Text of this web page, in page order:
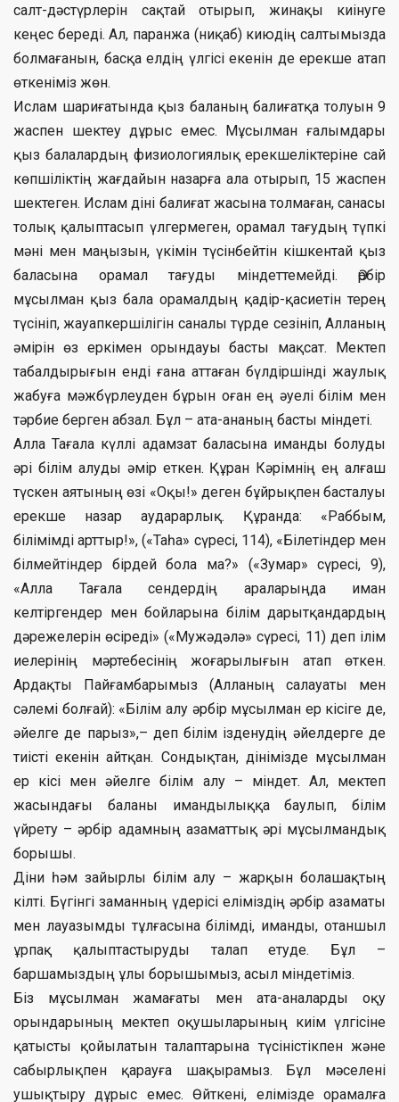
салт-дәстүрлерін сақтай отырып, жинақы киінуге
кеңес береді. Ал, паранжа (ниқаб) киюдің салтымызда
болмағанын, басқа елдің үлгісі екенін де ерекше атап
өткеніміз жөн.
Ислам шариғатында қыз баланың балиғатқа толуын 9
жаспен шектеу дұрыс емес. Мұсылман ғалымдары
қыз балалардың физиологиялық ерекшеліктеріне сай
көпшіліктің жағдайын назарға ала отырып, 15 жаспен
шектеген. Ислам діні балиғат жасына толмаған, санасы
толық қалыптасып үлгермеген, орамал тағудың түпкі
мәні мен маңызын, үкімін түсінбейтін кішкентай қыз
баласына орамал тағуды міндеттемейді. Әрбір
мұсылман қыз бала орамалдың қадір-қасиетін терең
түсініп, жауапкершілігін саналы түрде сезініп, Алланың
әмірін өз еркімен орындауы басты мақсат. Мектеп
табалдырығын енді ғана аттаған бүлдіршінді жаулық
жабуға мәжбүрлеуден бұрын оған ең әуелі білім мен
тәрбие берген абзал. Бұл – ата-ананың басты міндеті.
Алла Тағала күллі адамзат баласына иманды болуды
әрі білім алуды әмір еткен. Құран Кәрімнің ең алғаш
түскен аятының өзі «Оқы!» деген бұйрықпен басталуы
ерекше назар аударарлық. Құранда: «Раббым,
білімімді арттыр!», («Таһа» сүресі, 114), «Білетіндер мен
білмейтіндер бірдей бола ма?» («Зумар» сүресі, 9),
«Алла Тағала сендердің араларыңда иман
келтіргендер мен бойларына білім дарытқандардың
дәрежелерін өсіреді» («Мужәдәлә» сүресі, 11) деп ілім
иелерінің мәртебесінің жоғарылығын атап өткен.
Ардақты Пайғамбарымыз (Алланың салауаты мен
сәлемі болғай): «Білім алу әрбір мұсылман ер кісіге де,
әйелге де парыз»,– деп білім ізденудің әйелдерге де
тиісті екенін айтқан. Сондықтан, дінімізде мұсылман
ер кісі мен әйелге білім алу – міндет. Ал, мектеп
жасындағы баланы имандылыққа баулып, білім
үйрету – әрбір адамның азаматтық әрі мұсылмандық
борышы.
Діни һәм зайырлы білім алу – жарқын болашақтың
кілті. Бүгінгі заманның үдерісі еліміздің әрбір азаматы
мен лауазымды тұлғасына білімді, иманды, отаншыл
ұрпақ қалыптастыруды талап етуде. Бұл –
баршамыздың ұлы борышымыз, асыл міндетіміз.
Біз мұсылман жамағаты мен ата-аналарды оқу
орындарының мектеп оқушыларының киім үлгісіне
қатысты қойылатын талаптарына түсіністікпен және
сабырлықпен қарауға шақырамыз. Бұл мәселені
ушықтыру дұрыс емес. Өйткені, елімізде орамалға